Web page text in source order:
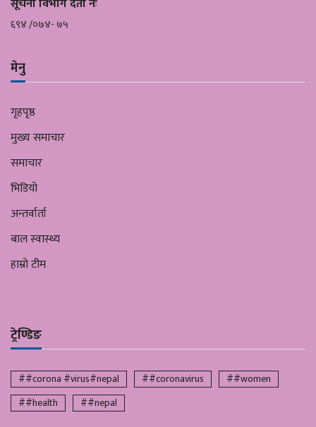
सूचना विभाग दर्ता नंः
६९४ /०७४- ७५
मेनु
गृहपृष्ठ
मुख्य समाचार
समाचार
भिडियो
अन्तर्वार्ता
बाल स्वास्थ्य
हाम्रो टीम
ट्रेण्डिङ
##corona #virus#nepal ##coronavirus
##women
##health
##nepal